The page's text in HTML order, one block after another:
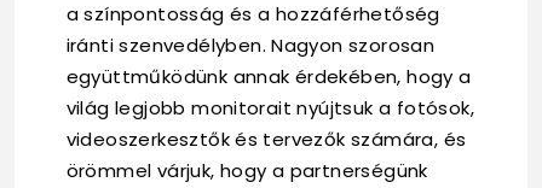
a színpontosság és a hozzáférhetőség
iránti szenvedélyben. Nagyon szorosan
együttműködünk annak érdekében, hogy a
világ legjobb monitorait nyújtsuk a fotósok,
videoszerkesztők és tervezők számára, és
örömmel várjuk, hogy a partnerségünk